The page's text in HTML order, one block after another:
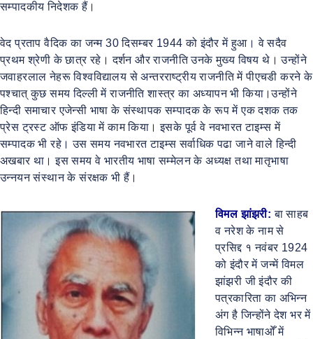
सम्पादकीय निदेशक हैं।
वेद प्रताप वैदिक का जन्म 30 दिसम्बर 1944 को इंदौर में हुआ। वे सदैव
प्रथम श्रेणी के छात्र रहे। दर्शन और राजनीति उनके मुख्य विषय थे। उन्होंने
जवाहरलाल नेहरू विश्वविद्यालय से अन्तरराष्ट्रीय राजनीति में पीएचडी करने के
पश्चात् कुछ समय दिल्ली में राजनीति शास्त्र का अध्यापन भी किया।उन्होंने
हिन्दी समाचार एजेन्सी भाषा के संस्थापक सम्पादक के रूप में एक दशक तक
प्रेस ट्रस्ट ऑफ इंडिया में काम किया। इसके पूर्व वे नवभारत टाइम्स में
सम्पादक भी रहे। उस समय नवभारत टाइम्स सर्वाधिक पढा जाने वाले हिन्दी
अखबार था। इस समय वे भारतीय भाषा सम्मेलन के अध्यक्ष तथा मातृभाषा
उन्नयन संस्थान के संरक्षक भी हैं।
विमल झांझरी: बा साहब
व नरेश के नाम से
प्रसिद्द १ नवंबर 1924
को इंदौर में जन्में विमल
झांझरी जी इंदौर की
पत्रकारिता का अभिन्न
अंग है जिन्होंने देश भर में
विभिन्न भाषाओँ में